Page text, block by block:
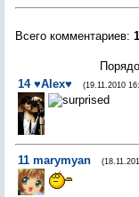
Всего комментариев:
14 ♥Alex♥ (19.11.2010
11 marymyan